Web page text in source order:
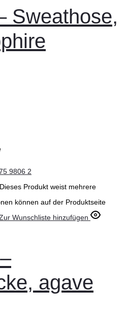
Sweathose,
Dieses Produkt weist mehrere
können auf der Produktseite
Wunschliste hinzufügen
agave